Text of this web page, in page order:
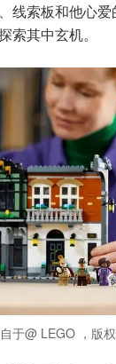
线索板和他心
索其中玄机。
于@ LEGO ，版